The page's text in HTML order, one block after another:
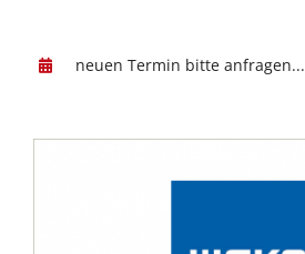
neuen Termin bitte anfragen...